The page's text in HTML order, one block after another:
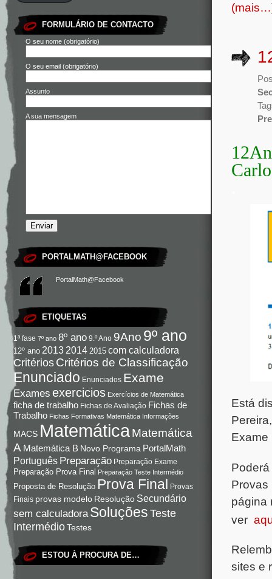
FORMULÁRIO DE CONTACTO
O seu nome (obrigatório)
O seu email (obrigatório)
Assunto
A sua mensagem
PORTALMATH@FACEBOOK
PortalMath@Facebook
ETIQUETAS
1ª fase 7º ano 8º ano 9.º Ano 9Ano 9º ano
12º ano 2013 2014 2015 com calculadora
Critérios Critérios de Classificação
Enunciado Enunciados Exame
Exames exercicios Exercícios de Matemática
ficha de trabalho Fichas de Avaliação Fichas de
Trabalho Fichas Formativas Matemática Informações
MACS Matemática Matemática
A Matemática B Novo Programa PortalMath
Português Preparação Preparação Exame
Preparação Prova Final Preparação Teste Intermédio
Proposta de Resolução Prova Final Provas
Finais provas modelo Resolução Secundário
sem calculadora Soluções Teste
IntermédioTestes
ESTOU À PROCURA DE…
Está
Exame
Provas
página
ver
sites e